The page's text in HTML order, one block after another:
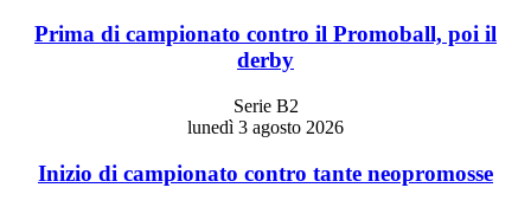
Prima di campionato contro il Promoball, poi il
derby
Serie B2
lunedì 3 agosto 2026
Inizio di campionato contro tante neopromosse